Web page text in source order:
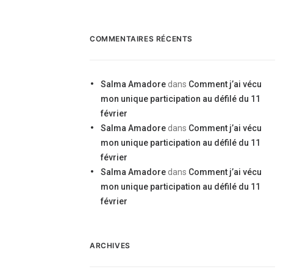
COMMENTAIRES RÉCENTS
Salma Amadore dans Comment j’ai vécu
mon unique participation au défilé du 11
février
Salma Amadore dans Comment j’ai vécu
mon unique participation au défilé du 11
février
Salma Amadore dans Comment j’ai vécu
mon unique participation au défilé du 11
février
ARCHIVES